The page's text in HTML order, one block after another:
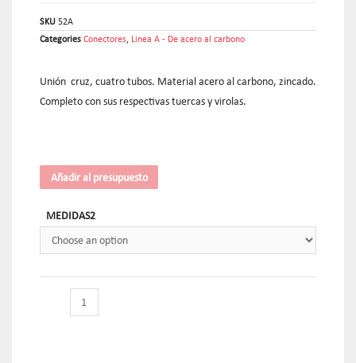
SKU 52A
Categories Conectores, Linea A - De acero al carbono
Unión cruz, cuatro tubos. Material acero al carbono, zincado.
Completo con sus respectivas tuercas y virolas.
Añadir al presupuesto
MEDIDAS2